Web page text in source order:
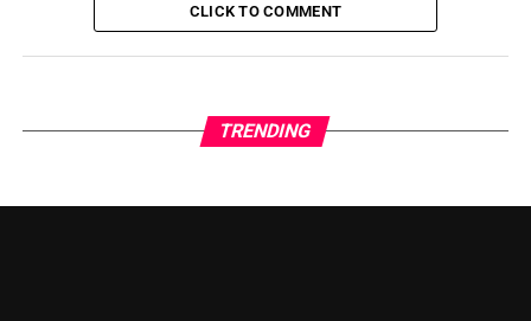
CLICK TO COMMENT
TRENDING